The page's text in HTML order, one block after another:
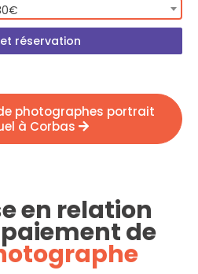
réservation
photographes portrait
à Corbas
en relation
de